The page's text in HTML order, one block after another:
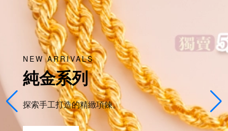
ARRIVALS
金系列
索手工打造的精緻項鍊。